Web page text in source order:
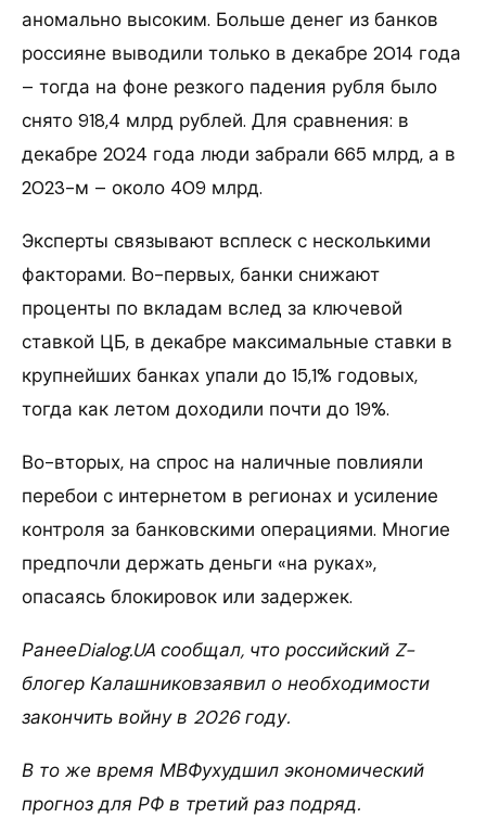
аномально высоким. Больше денег из банков
россияне выводили только в декабре 2014 года
– тогда на фоне резкого падения рубля было
снято 918,4 млрд рублей. Для сравнения: в
декабре 2024 года люди забрали 665 млрд, а в
2023-м – около 409 млрд.
Эксперты связывают всплеск с несколькими
факторами. Во-первых, банки снижают
проценты по вкладам вслед за ключевой
ставкой ЦБ, в декабре максимальные ставки в
крупнейших банках упали до 15,1% годовых,
тогда как летом доходили почти до 19%.
Во-вторых, на спрос на наличные повлияли
перебои с интернетом в регионах и усиление
контроля за банковскими операциями. Многие
предпочли держать деньги «на руках»,
опасаясь блокировок или задержек.
РанееDialog.UA сообщал, что российский Z-
блогер Калашниковзаявил о необходимости
закончить войну в 2026 году.
В то же время МВФухудшил экономический
прогноз для РФ в третий раз подряд.